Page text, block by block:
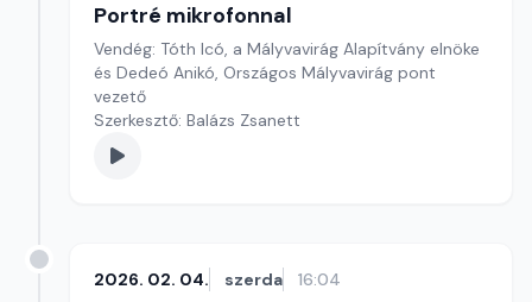
Portré mikrofonnal
Vendég: Tóth Icó, a Mályvavirág Alapítvány elnöke
és Dedeó Anikó, Országos Mályvavirág pont
vezető
Szerkesztő: Balázs Zsanett
2026. 02. 04. szerda 16:04